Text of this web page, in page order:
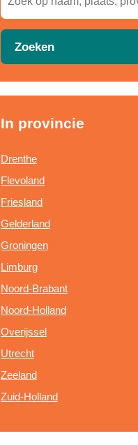
Zoeken
In provincie
Drenthe
Flevoland
Friesland
Gelderland
Groningen
Limburg
Noord-Brabant
Noord-Holland
Overijssel
Utrecht
Zeeland
Zuid-Holland